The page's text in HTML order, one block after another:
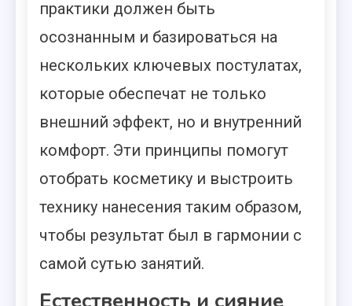
практики должен быть
осознанным и базироваться на
нескольких ключевых постулатах,
которые обеспечат не только
внешний эффект, но и внутренний
комфорт. Эти принципы помогут
отобрать косметику и выстроить
технику нанесения таким образом,
чтобы результат был в гармонии с
самой сутью занятий.
Естественность и сияние